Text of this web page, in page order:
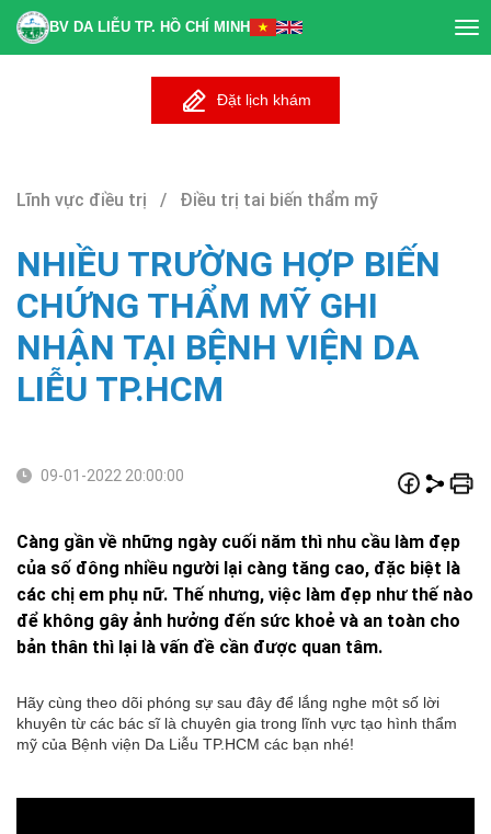
BV DA LIỄU TP. HỒ CHÍ MINH
Đặt lịch khám
Lĩnh vực điều trị / Điều trị tai biến thẩm mỹ
NHIỀU TRƯỜNG HỢP BIẾN
CHỨNG THẨM MỸ GHI
NHẬN TẠI BỆNH VIỆN DA
LIỄU TP.HCM
09-01-2022 20:00:00
Càng gần về những ngày cuối năm thì nhu cầu làm đẹp
của số đông nhiều người lại càng tăng cao, đặc biệt là
các chị em phụ nữ. Thế nhưng, việc làm đẹp như thế nào
để không gây ảnh hưởng đến sức khoẻ và an toàn cho
bản thân thì lại là vấn đề cần được quan tâm.
Hãy cùng theo dõi phóng sự sau đây để lắng nghe một số lời
khuyên từ các bác sĩ là chuyên gia trong lĩnh vực tạo hình thẩm
mỹ của Bệnh viện Da Liễu TP.HCM các bạn nhé!